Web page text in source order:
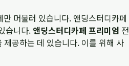
머물러 있습니다. 앤딩스터디카페
습니다. 앤딩스터디카페 프리미엄 전
공하는 데 있습니다. 이를 위해 사